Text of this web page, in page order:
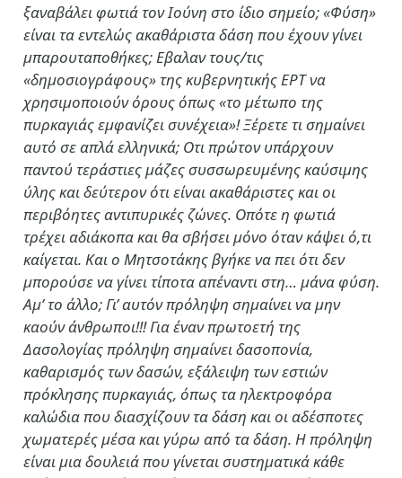
ξαναβάλει φωτιά τον Ιούνη στο ίδιο σημείο; «Φύση»
είναι τα εντελώς ακαθάριστα δάση που έχουν γίνει
μπαρουταποθήκες; Εβαλαν τους/τις
«δημοσιογράφους» της κυβερνητικής ΕΡΤ να
χρησιμοποιούν όρους όπως «το μέτωπο της
πυρκαγιάς εμφανίζει συνέχεια»! Ξέρετε τι σημαίνει
αυτό σε απλά ελληνικά; Οτι πρώτον υπάρχουν
παντού τεράστιες μάζες συσσωρευμένης καύσιμης
ύλης και δεύτερον ότι είναι ακαθάριστες και οι
περιβόητες αντιπυρικές ζώνες. Οπότε η φωτιά
τρέχει αδιάκοπα και θα σβήσει μόνο όταν κάψει ό,τι
καίγεται. Και ο Μητσοτάκης βγήκε να πει ότι δεν
μπορούσε να γίνει τίποτα απέναντι στη… μάνα φύση.
Αμ’ το άλλο; Γι’ αυτόν πρόληψη σημαίνει να μην
καούν άνθρωποι!!! Για έναν πρωτοετή της
Δασολογίας πρόληψη σημαίνει δασοπονία,
καθαρισμός των δασών, εξάλειψη των εστιών
πρόκλησης πυρκαγιάς, όπως τα ηλεκτροφόρα
καλώδια που διασχίζουν τα δάση και οι αδέσποτες
χωματερές μέσα και γύρω από τα δάση. Η πρόληψη
είναι μια δουλειά που γίνεται συστηματικά κάθε